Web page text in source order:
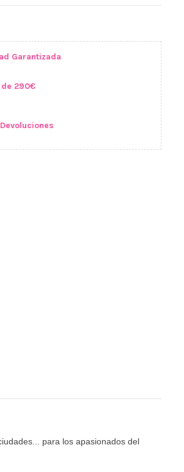
Garantizada
de 290€
para los apasionados del